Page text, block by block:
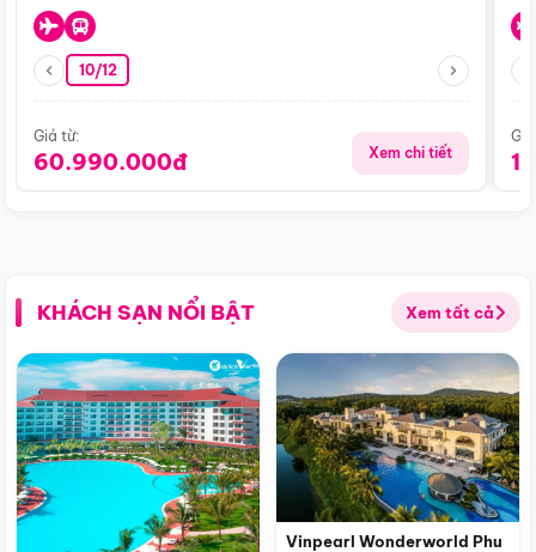
10/12
Giá từ:
60.990.000đ Xem chi tiết
KHÁCH SẠN NỔI BẬT Xem tất cả
Vinpearl Wonderworld Phu